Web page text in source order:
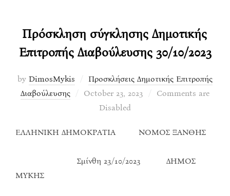
Πρόσκληση σύγκλησης Δημοτικής
Επιτροπής Διαβούλευσης 30/10/2023
by DimosMykis
Προσκλήσεις Δημοτικής Επιτροπής
Διαβούλευσης
Posted
October 23, 2023
Comments are
Disabled
ΕΛΛΗΝΙΚΗ ΔΗΜΟΚΡΑΤΙΑ ΝΟΜΟΣ ΞΑΝΘΗΣ
Σμίνθη 23/10/2023 ΔΗΜΟΣ
ΜΥΚΗΣ